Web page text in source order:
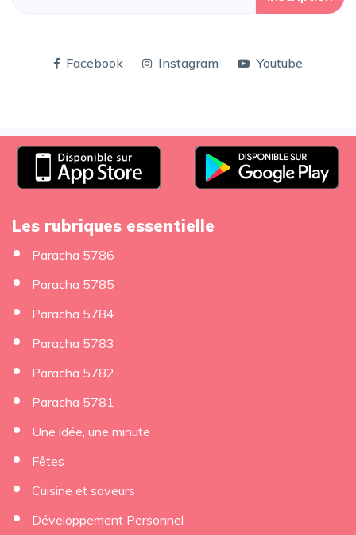
Facebook Instagram Youtube
Les rubriques essentielle
Paracha 5786
Paracha 5785
Paracha 5784
Paracha 5783
Paracha 5782
Paracha 5781
Une idée, une minute
Fêtes
Cuisine et saveurs
Développement Personnel